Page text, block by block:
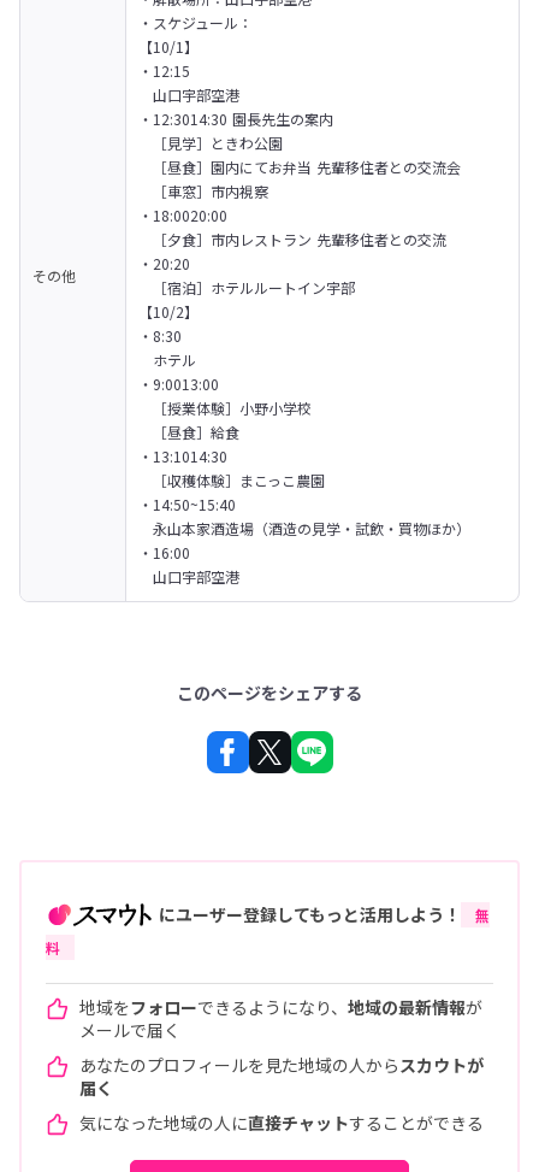
その他
・スケジュール：
【10/1】
・12:15
山口宇部空港
・12:3014:30 園長先生の案内
［見学］ときわ公園
［昼食］園内にてお弁当 先輩移住者との交流会
［車窓］市内視察
・18:0020:00
［夕食］市内レストラン 先輩移住者との交流
・20:20
［宿泊］ホテルルートイン宇部
【10/2】
・8:30
ホテル
・9:0013:00
［授業体験］小野小学校
［昼食］給食
・13:1014:30
［収穫体験］まこっこ農園
・14:50~15:40
永山本家酒造場（酒造の見学・試飲・買物ほか）
・16:00
山口宇部空港
このページをシェアする
にユーザー登録してもっと活用しよう！
無
料
地域をフォローできるようになり、 地域の最新情報が
メールで届く
あなたのプロフィールを見た地域の人から スカウトが
届く
気になった地域の人に直接チャットすることができる